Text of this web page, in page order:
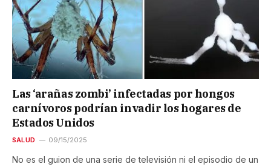
Las ‘arañas zombi’ infectadas por hongos
carnívoros podrían invadir los hogares de
Estados Unidos
SALUD 09/15/2025
No es el guion de una serie de televisión ni el episodio de un